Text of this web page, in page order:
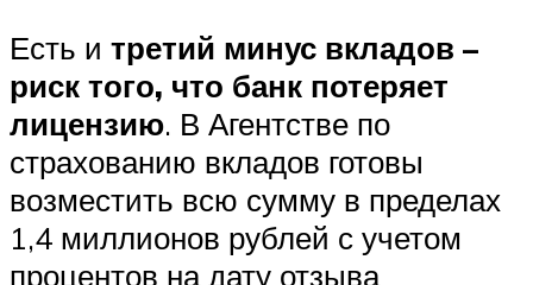
Есть и третий минус вкладов –
риск того, что банк потеряет
лицензию. В Агентстве по
страхованию вкладов готовы
возместить всю сумму в пределах
1,4 миллионов рублей с учетом
процентов на дату отзыва